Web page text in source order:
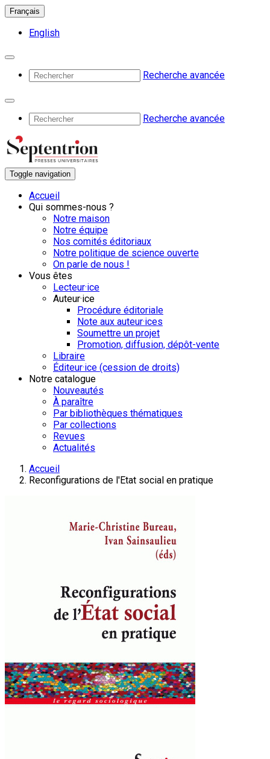
Français
English
Recherche avancée
Recherche avancée
Toggle navigation
Accueil
Qui sommes-nous ?
Notre maison
Notre équipe
Nos comités éditoriaux
Notre politique de science ouverte
On parle de nous !
Vous êtes
Lecteur·ice
Auteur·ice
Procédure éditoriale
Note aux auteur·ices
Soumettre un projet
Promotion, diffusion, dépôt-vente
Libraire
Éditeur·ice (cession de droits)
Notre catalogue
Nouveautés
À paraître
Par bibliothèques thématiques
Par collections
Revues
Actualités
Accueil
Reconfigurations de l'Etat social en pratique